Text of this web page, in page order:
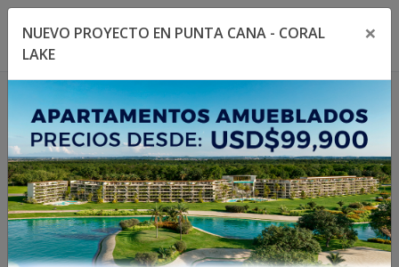
Toggle navigation menu
NUEVO PROYECTO EN PUNTA CANA - CORAL
LAKE
×